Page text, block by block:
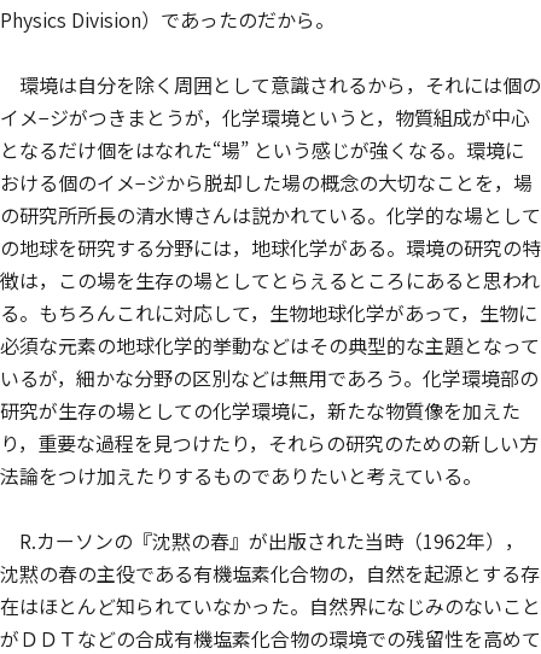
Physics Division）であったのだから。
環境は自分を除く周囲として意識されるから，それには個の
イメ−ジがつきまとうが，化学環境というと，物質組成が中心
となるだけ個をはなれた“場” という感じが強くなる。環境に
おける個のイメ−ジから脱却した場の概念の大切なことを，場
の研究所所長の清水博さんは説かれている。化学的な場として
の地球を研究する分野には，地球化学がある。環境の研究の特
徴は，この場を生存の場としてとらえるところにあると思われ
る。もちろんこれに対応して，生物地球化学があって，生物に
必須な元素の地球化学的挙動などはその典型的な主題となって
いるが，細かな分野の区別などは無用であろう。化学環境部の
研究が生存の場としての化学環境に，新たな物質像を加えた
り，重要な過程を見つけたり，それらの研究のための新しい方
法論をつけ加えたりするものでありたいと考えている。
R.カーソンの『沈黙の春』が出版された当時（1962年），
沈黙の春の主役である有機塩素化合物の，自然を起源とする存
在はほとんど知られていなかった。自然界になじみのないこと
がＤＤＴなどの合成有機塩素化合物の環境での残留性を高めて